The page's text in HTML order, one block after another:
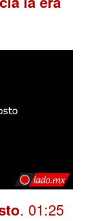
. 01:25